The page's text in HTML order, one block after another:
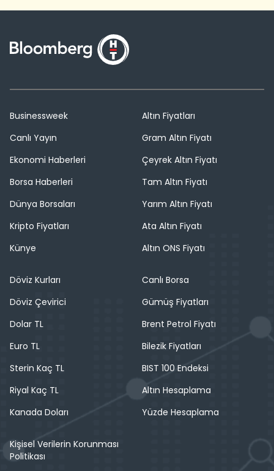
Businessweek
Canlı Yayın
Ekonomi Haberleri
Borsa Haberleri
Dünya Borsaları
Kripto Fiyatları
Künye
Altın Fiyatları
Gram Altın Fiyatı
Çeyrek Altın Fiyatı
Tam Altın Fiyatı
Yarım Altın Fiyatı
Ata Altın Fiyatı
Altın ONS Fiyatı
Döviz Kurları
Döviz Çevirici
Dolar TL
Euro TL
Sterin Kaç TL
Riyal Kaç TL
Kanada Doları
Canlı Borsa
Gümüş Fiyatları
Brent Petrol Fiyatı
Bilezik Fiyatları
BIST 100 Endeksi
Altın Hesaplama
Yüzde Hesaplama
Kişisel Verilerin Korunması
Politikası